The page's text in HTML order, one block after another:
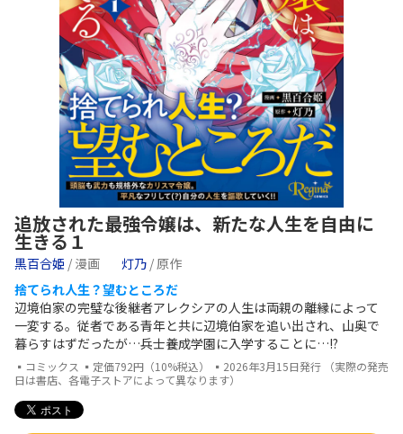
追放された最強令嬢は、新たな人生を自由に
生きる１
黒百合姫 / 漫画 灯乃 / 原作
捨てられ人生？望むところだ
辺境伯家の完璧な後継者アレクシアの人生は両親の離縁によって
一変する。従者である青年と共に辺境伯家を追い出され、山奥で
暮らすはずだったが…兵士養成学園に入学することに…!?
▪コミックス ▪定価792円（10%税込） ▪2026年3月15日発行 （実際の発売
日は書店、各電子ストアによって異なります）